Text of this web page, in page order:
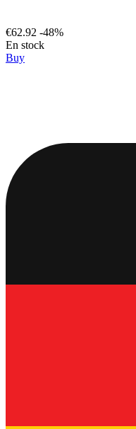
€62.92 -48%
En stock
Buy